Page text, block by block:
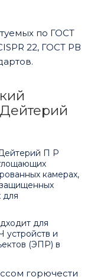
по ГОСТ
22, ГОСТ РВ
П Р
камерах,
защищенных
для
для
устройств и
(ЭПР) в
горючести